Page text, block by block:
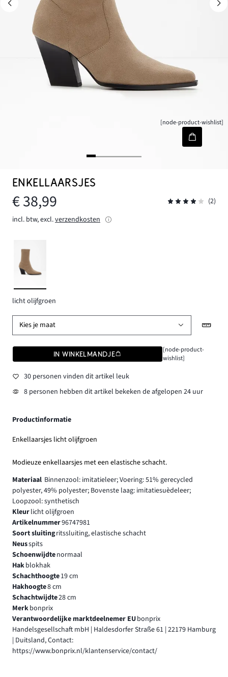
[node-product-wishlist]
ENKELLAARSJES
€ 38,99
(2)
incl. btw, excl.verzendkosten
licht olijfgroen
Kies je maat
IN WINKELMANDJE
[node-product-
wishlist]
30 personen vinden dit artikel leuk
8 personen hebben dit artikel bekeken de afgelopen 24 uur
Productinformatie
Enkellaarsjes licht olijfgroen
Modieuze enkellaarsjes met een elastische schacht.
Materiaal Binnenzool: imitatieleer; Voering: 51% gerecycled
polyester, 49% polyester; Bovenste laag: imitatiesuèdeleer;
Loopzool: synthetisch
Kleurlicht olijfgroen
Artikelnummer96747981
Soort sluitingritssluiting, elastische schacht
Neusspits
Schoenwijdtenormaal
Hakblokhak
Schachthoogte19 cm
Hakhoogte8 cm
Schachtwijdte28 cm
Merkbonprix
Verantwoordelijke marktdeelnemer EUbonprix
Handelsgesellschaft mbH | Haldesdorfer Straße 61 | 22179 Hamburg
| Duitsland, Contact:
https://www.bonprix.nl/klantenservice/contact/